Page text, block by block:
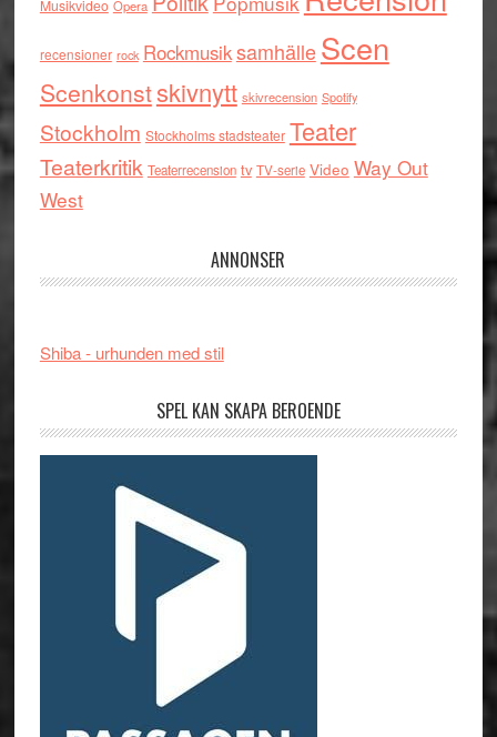
Musikvideo Opera
recensioner rock RockmusiksamhälleScen
Scenkonstskivnytt skivrecension Spotify
Stockholm Stockholms stadsteater Teater
Teaterkritik Teaterrecension tv TV-serie Video Way Out
West
ANNONSER
Shiba - urhunden med stil
SPEL KAN SKAPA BEROENDE